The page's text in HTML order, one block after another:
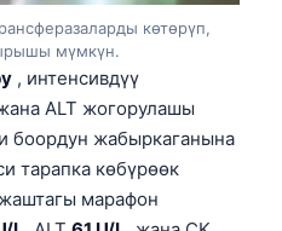
көтөрүп,
мүмкүн.
, интенсивдүү
ALT жогорулашы
боордун жабыркаганына
тарапка көбүрөөк
марафон